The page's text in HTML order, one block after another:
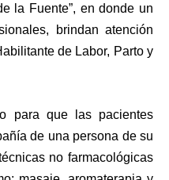
la Fuente”, en donde un
brindan atención
de Labor, Parto y
para que las pacientes
de una persona de su
no farmacológicas